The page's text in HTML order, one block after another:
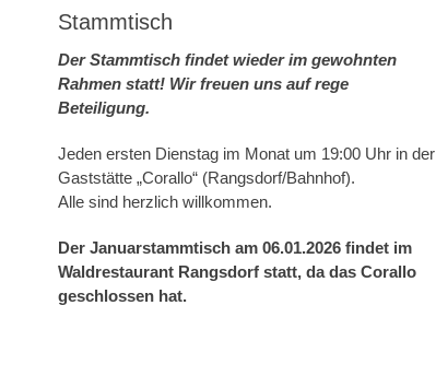
Stammtisch
Der Stammtisch findet wieder im gewohnten
Rahmen statt! Wir freuen uns auf rege
Beteiligung.
Jeden ersten Dienstag im Monat um 19:00 Uhr in der
Gaststätte „Corallo“ (Rangsdorf/Bahnhof).
Alle sind herzlich willkommen.
Der Januarstammtisch am 06.01.2026 findet im
Waldrestaurant Rangsdorf statt, da das Corallo
geschlossen hat.